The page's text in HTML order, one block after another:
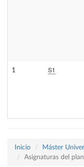
1 S1
Inicio
Máster
Asignaturas del